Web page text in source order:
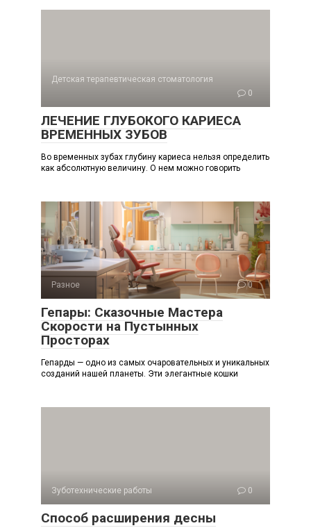
Детская терапевтическая стоматология
0
ЛЕЧЕНИЕ ГЛУБОКОГО КАРИЕСА
ВРЕМЕННЫХ ЗУБОВ
Во временных зубах глубину кариеса нельзя определить
как абсолютную величину. О нем можно говорить
Разное 0
Гепары: Сказочные Мастера
Скорости на Пустынных
Просторах
Гепарды — одно из самых очаровательных и уникальных
созданий нашей планеты. Эти элегантные кошки
Зуботехнические работы 0
Способ расширения десны